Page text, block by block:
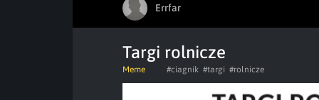
Errfar
Targi rolnicze
Meme #ciagnik #targi #rolnicze